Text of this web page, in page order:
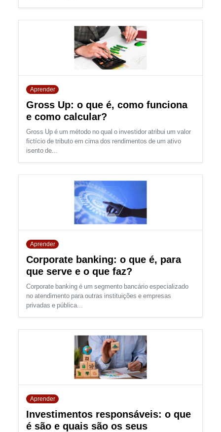
Aprender
Gross Up: o que é, como funciona
e como calcular?
Gross Up é um método no qual o investidor atribui um valor
fictício de tributo em cima dos rendimentos de um ativo
isento de...
Aprender
Corporate banking: o que é, para
que serve e o que faz?
Corporate banking é um segmento bancário especializado
no atendimento para outras instituições e empresas
privadas e pública...
Aprender
Investimentos responsáveis: o que
é são e quais são os seus